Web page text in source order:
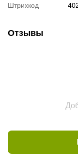
Штрихкод
Отзывы